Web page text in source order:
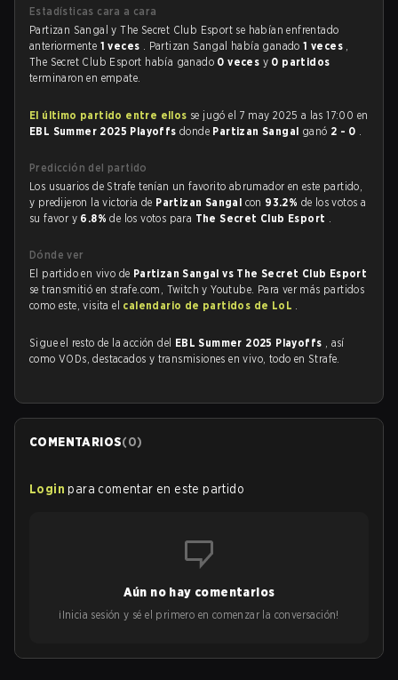
Estadísticas cara a cara
Partizan Sangal y The Secret Club Esport se habían enfrentado
anteriormente 1 veces . Partizan Sangal había ganado1 veces ,
The Secret Club Esport había ganado 0 veces y 0 partidos
terminaron en empate.
El último partido entre ellos se jugó el 7 may 2025 a las 17:00 en
EBL Summer 2025 Playoffs donde Partizan Sangal ganó 2 - 0 .
Predicción del partido
Los usuarios de Strafe tenían un favorito abrumador en este partido,
y predijeron la victoria de Partizan Sangal con 93.2% de los votos a
su favor y 6.8%de los votos para The Secret Club Esport .
Dónde ver
El partido en vivo de Partizan Sangal vs The Secret Club Esport
se transmitió en strafe.com, Twitch y Youtube. Para ver más partidos
como este, visita el calendario de partidos de LoL .
Sigue el resto de la acción del EBL Summer 2025 Playoffs , así
como VODs, destacados y transmisiones en vivo, todo en Strafe.
COMENTARIOS(0)
Login para comentar en este partido
Aún no hay comentarios
¡Inicia sesión y sé el primero en comenzar la conversación!